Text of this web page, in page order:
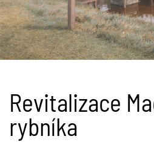
Revitalizace
rybníka​